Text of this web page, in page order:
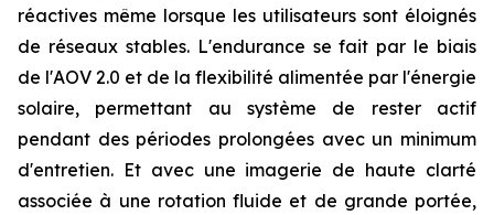
réactives même lorsque les utilisateurs sont éloignés
de réseaux stables. L'endurance se fait par le biais
de l'AOV 2.0 et de la flexibilité alimentée par l'énergie
solaire, permettant au système de rester actif
pendant des périodes prolongées avec un minimum
d'entretien. Et avec une imagerie de haute clarté
associée à une rotation fluide et de grande portée,